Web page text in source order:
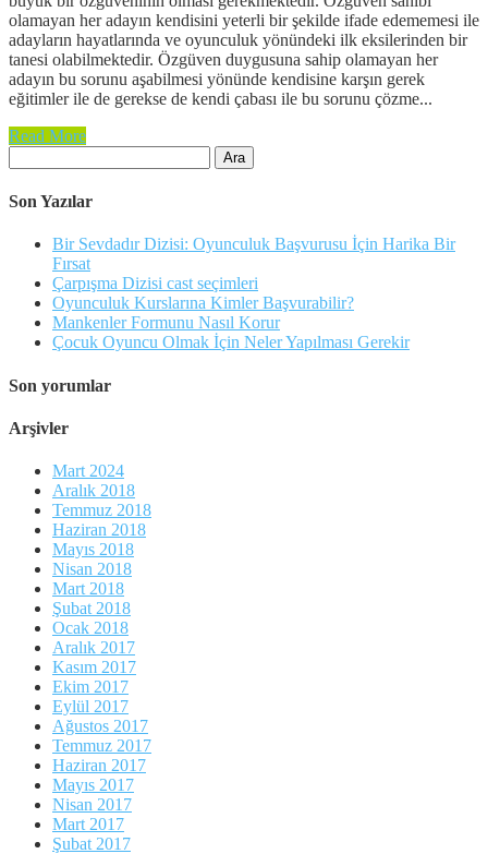
olamayan her adayın kendisini yeterli bir şekilde ifade edememesi ile
adayların hayatlarında ve oyunculuk yönündeki ilk eksilerinden bir
tanesi olabilmektedir. Özgüven duygusuna sahip olamayan her
adayın bu sorunu aşabilmesi yönünde kendisine karşın gerek
eğitimler ile de gerekse de kendi çabası ile bu sorunu çözme...
Read More
Son Yazılar
Bir Sevdadır Dizisi: Oyunculuk Başvurusu İçin Harika Bir
Fırsat
Çarpışma Dizisi cast seçimleri
Oyunculuk Kurslarına Kimler Başvurabilir?
Mankenler Formunu Nasıl Korur
Çocuk Oyuncu Olmak İçin Neler Yapılması Gerekir
Son yorumlar
Arşivler
Mart 2024
Aralık 2018
Temmuz 2018
Haziran 2018
Mayıs 2018
Nisan 2018
Mart 2018
Şubat 2018
Ocak 2018
Aralık 2017
Kasım 2017
Ekim 2017
Eylül 2017
Ağustos 2017
Temmuz 2017
Haziran 2017
Mayıs 2017
Nisan 2017
Mart 2017
Şubat 2017